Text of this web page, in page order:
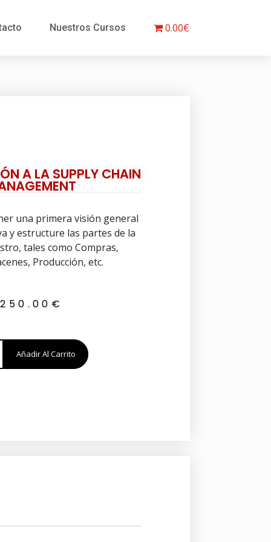
Nuestros Cursos 0.00€
A LA SUPPLY CHAIN
una primera visión general
y estructure las partes de la
tales como Compras,
Producción, etc.
250.00 €
Añadir Al Carrito